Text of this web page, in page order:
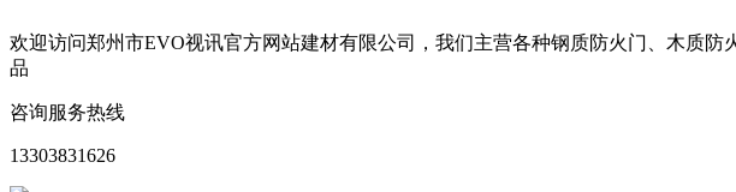
欢迎访问郑州市EVO视讯官方网站建材有限公司，我们主营各种钢质防火门、木质
品
咨询服务热线
13303831626